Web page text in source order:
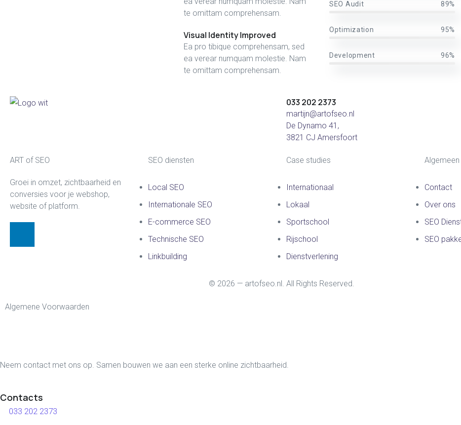
te omittam comprehensam.
Visual Identity Improved
Ea pro tibique comprehensam, sed
ea verear numquam molestie. Nam
te omittam comprehensam.
SEO Audit 89%
Optimization 95%
Development 96%
033 202 2373
martijn@artofseo.nl
De Dynamo 41,
3821 CJ Amersfoort
ART of SEO
Groei in omzet, zichtbaarheid en
conversies voor je webshop,
website of platform.
SEO diensten
Local SEO
Internationale SEO
E-commerce SEO
Technische SEO
Linkbuilding
Case studies
Internationaal
Lokaal
Sportschool
Rijschool
Dienstverlening
Algemeen
Contact
Over ons
SEO
SEO
© 2026 — artofseo.nl. All Rights Reserved.
Algemene Voorwaarden
Neem contact met ons op. Samen bouwen we aan een sterke online zichtbaarheid.
Contacts
033 202 2373